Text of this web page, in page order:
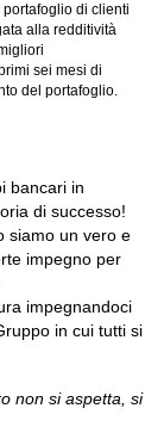
di clienti
alla redditività
sei mesi di
del portafoglio.
bancari in
di successo!
siamo un vero e
impegno per
impegnandoci
in cui tutti si
non si aspetta, si